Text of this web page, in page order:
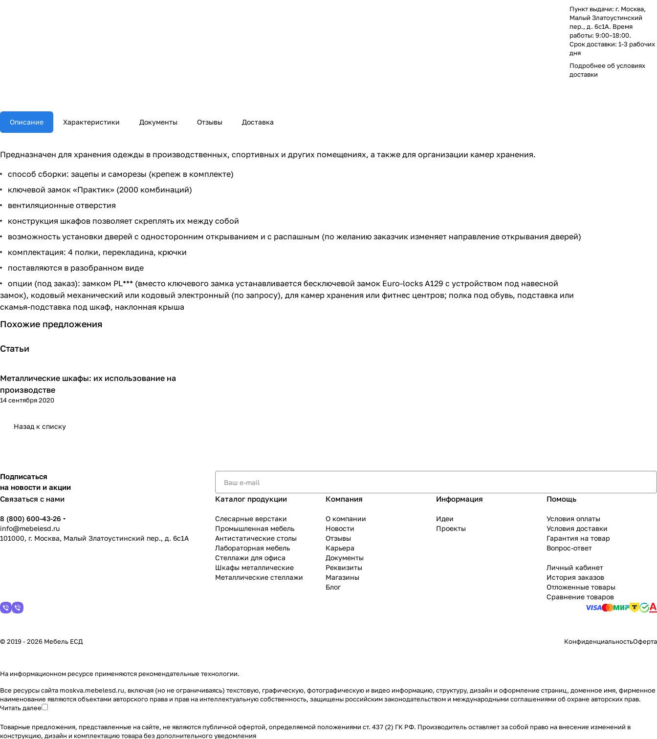
Пункт выдачи: г. Москва,
Малый Златоустинский
пер., д. 6с1А. Время
работы: 9:00–18:00.
Срок доставки: 1-3 рабочих
дня
Подробнее обусловиях
доставки
Описание Характеристики Документы Отзывы Доставка
Предназначен для хранения одежды в производственных, спортивных и других помещениях, а также для организации камер хранения.
способ сборки: зацепы и саморезы (крепеж в комплекте)
ключевой замок «Практик» (2000 комбинаций)
вентиляционные отверстия
конструкция шкафов позволяет скреплять их между собой
возможность установки дверей с односторонним открыванием и с распашным (по желанию заказчик изменяет направление открывания дверей)
комплектация: 4 полки, перекладина, крючки
поставляются в разобранном виде
опции (под заказ): замком PL*** (вместо ключевого замка устанавливается бесключевой замок Euro-locks A129 с устройством под навесной
замок), кодовый механический или кодовый электронный (по запросу), для камер хранения или фитнес центров; полка под обувь, подставка или
скамья-подставка под шкаф, наклонная крыша
Похожие предложения
Статьи
Советы покупателям
Металлические шкафы: их использование на
производстве
14 сентября 2020
Назад к списку
Подписаться
на новости и акции
Связаться с нами
8 (800) 600-43-26
info@mebelesd.ru
101000, г. Москва, Малый Златоустинский пер., д. 6с1А
Каталог продукции
Слесарные верстаки
Промышленная мебель
Антистатические столы
Лабораторная мебель
Стеллажи для офиса
Шкафы металлические
Металлические стеллажи
Компания
О компании
Новости
Отзывы
Карьера
Документы
Реквизиты
Магазины
Блог
Информация
Идеи
Проекты
Помощь
Условия оплаты
Условия доставки
Гарантия на товар
Вопрос-ответ
Личный кабинет
История заказов
Отложенные товары
Сравнение товаров
© 2019 - 2026 Мебель ЕСД КонфиденциальностьОферта
На информационном ресурсе применяются рекомендательные технологии.
Все ресурсы сайта moskva.mebelesd.ru, включая (но не ограничиваясь) текстовую, графическую, фотографическую и видео информацию, структуру, дизайн и оформление страниц, доменное имя, фирменное
наименование являются объектами авторского права и прав на интеллектуальную собственность, защищены российским законодательством и международными соглашениями об охране авторских прав.
Читать далее
Товарные предложения, представленные на сайте, не являются публичной офертой, определяемой положениями ст. 437 (2) ГК РФ. Производитель оставляет за собой право на внесение изменений в
конструкцию, дизайн и комплектацию товара без дополнительного уведомления